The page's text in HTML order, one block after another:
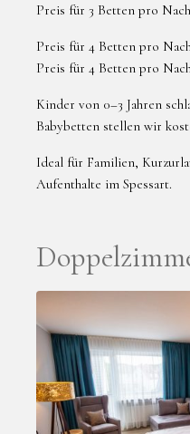
Preis für 3 Betten pro
Preis für 4 Betten pro
Preis für 4 Betten pro
Kinder von 0–3 Jahren
Babybetten stellen wir
Ideal für Familien,
Aufenthalte im Spessart.